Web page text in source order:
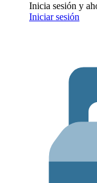
Inicia sesión y
Iniciar sesión